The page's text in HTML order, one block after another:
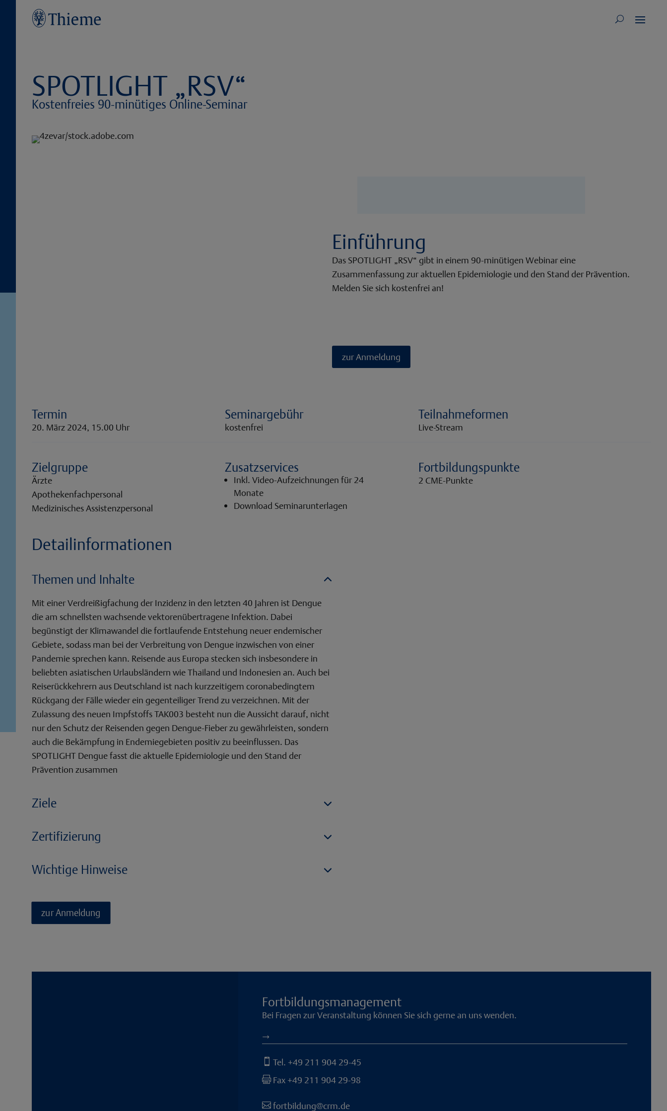
SPOTLIGHT „RSV“
Kostenfreies 90-minütiges Online-Seminar
Einführung
Das SPOTLIGHT „RSV“ gibt in einem 90-minütigen Webinar eine
Zusammenfassung zur aktuellen Epidemiologie und den Stand der Prävention.
Melden Sie sich kostenfrei an!
zur Anmeldung
Termin
20. März 2024, 15.00 Uhr
Seminargebühr
kostenfrei
Teilnahmeformen
Live-Stream
Zielgruppe
Ärzte
Apothekenfachpersonal
Medizinisches Assistenzpersonal
Zusatzservices
Inkl. Video-Aufzeichnungen für 24
Monate
Download Seminarunterlagen
Fortbildungspunkte
2 CME-Punkte
Detailinformationen
Themen und Inhalte
Mit einer Verdreißigfachung der Inzidenz in den letzten 40 Jahren ist Dengue
die am schnellsten wachsende vektorenübertragene Infektion. Dabei
begünstigt der Klimawandel die fortlaufende Entstehung neuer endemischer
Gebiete, sodass man bei der Verbreitung von Dengue inzwischen von einer
Pandemie sprechen kann. Reisende aus Europa stecken sich insbesondere in
beliebten asiatischen Urlaubsländern wie Thailand und Indonesien an. Auch bei
Reiserückkehrern aus Deutschland ist nach kurzzeitigem coronabedingtem
Rückgang der Fälle wieder ein gegenteiliger Trend zu verzeichnen. Mit der
Zulassung des neuen Impfstoffs TAK003 besteht nun die Aussicht darauf, nicht
nur den Schutz der Reisenden gegen Dengue-Fieber zu gewährleisten, sondern
auch die Bekämpfung in Endemiegebieten positiv zu beeinflussen. Das
SPOTLIGHT Dengue fasst die aktuelle Epidemiologie und den Stand der
Prävention zusammen
Ziele
Zertifizierung
Wichtige Hinweise
zur Anmeldung
Fortbildungsmanagement
Bei Fragen zur Veranstaltung können Sie sich gerne an uns wenden.
→
 Tel. +49 211 904 29-45
Fax +49 211 904 29-98
fortbildung@crm.de